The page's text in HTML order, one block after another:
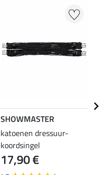
SHOWMASTER
katoenen dressuur-
koordsingel
17,90 €